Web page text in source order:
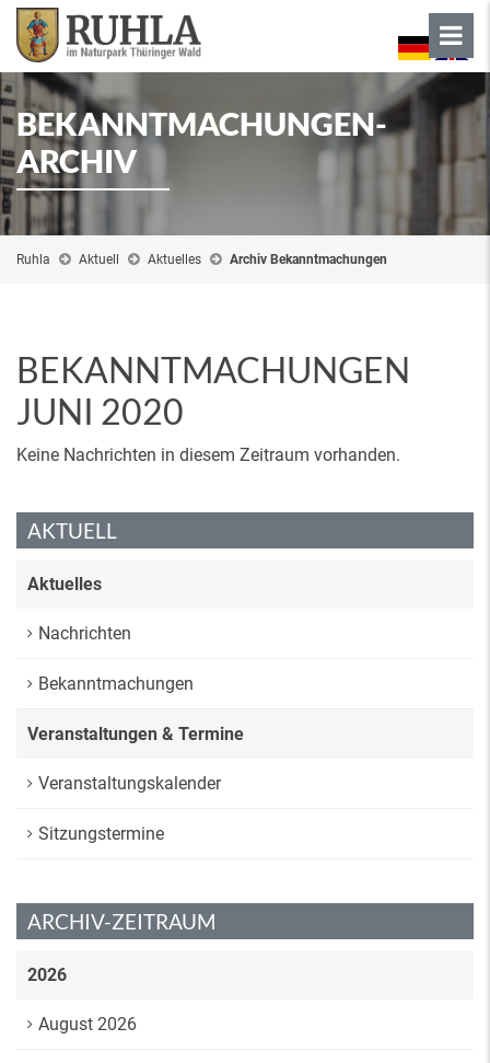
BEKANNTMACHUNGEN-
ARCHIV
Ruhla Aktuell Aktuelles Archiv Bekanntmachungen
BEKANNTMACHUNGEN
JUNI 2020
Keine Nachrichten in diesem Zeitraum vorhanden.
AKTUELL
Aktuelles
Nachrichten
Bekanntmachungen
Veranstaltungen & Termine
Veranstaltungskalender
Sitzungstermine
ARCHIV-ZEITRAUM
2026
August 2026